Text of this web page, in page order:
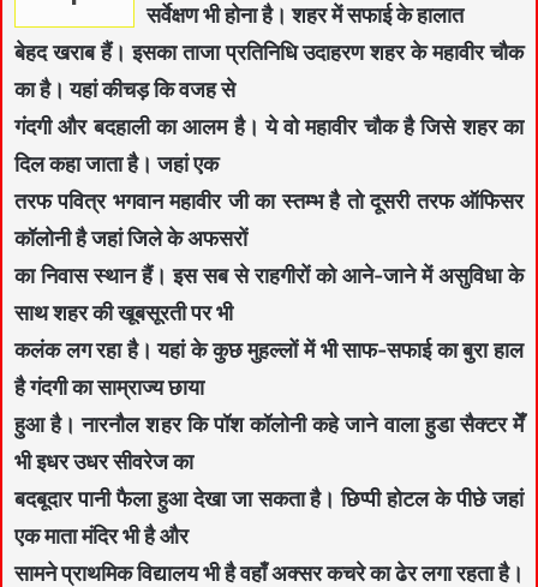
सर्वेक्षण भी होना है। शहर में सफाई के हालात
बेहद खराब हैं। इसका ताजा प्रतिनिधि उदाहरण शहर के महावीर चौक
का है। यहां कीचड़ कि वजह से
गंदगी और बदहाली का आलम है। ये वो महावीर चौक है जिसे शहर का
दिल कहा जाता है। जहां एक
तरफ पवित्र भगवान महावीर जी का स्तम्भ है तो दूसरी तरफ ऑफिसर
कॉलोनी है जहां जिले के अफसरों
का निवास स्थान हैं। इस सब से राहगीरों को आने-जाने में असुविधा के
साथ शहर की खूबसूरती पर भी
कलंक लग रहा है। यहां के कुछ मुहल्लों में भी साफ-सफाई का बुरा हाल
है गंदगी का साम्राज्य छाया
हुआ है। नारनौल शहर कि पॉश कॉलोनी कहे जाने वाला हुडा सैक्टर मेँ
भी इधर उधर सीवरेज का
बदबूदार पानी फैला हुआ देखा जा सकता है। छिप्पी होटल के पीछे जहां
एक माता मंदिर भी है और
सामने प्राथमिक विद्यालय भी है वहाँ अक्सर कचरे का ढेर लगा रहता है।